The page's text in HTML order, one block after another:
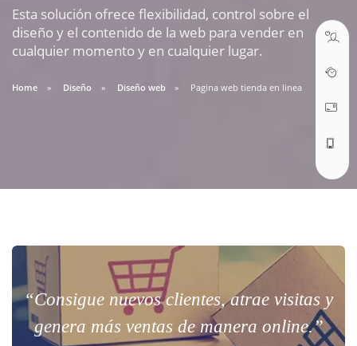
Esta solución ofrece flexibilidad, control sobre el
diseño y el contenido de la web para vender en
cualquier momento y en cualquier lugar.
Home Diseño Diseño web Pagina web tienda en linea
“Consigue nuevos clientes, atrae visitas y
genera más ventas de manera online.”
soporte@webseo.cl
ABRIR TICKET